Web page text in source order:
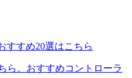
すすめ20選はこちら
ら。おすすめコントローラ